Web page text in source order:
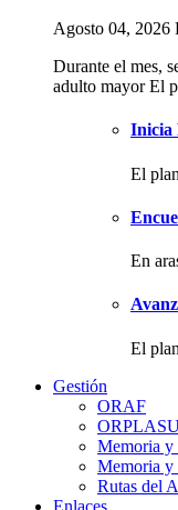
Agosto 04, 2026
Durante el mes,
adulto mayor El
Inicia
El
En
El
Gestión
ORAF
Memoria y
Memoria y
Rutas del
Enlaces